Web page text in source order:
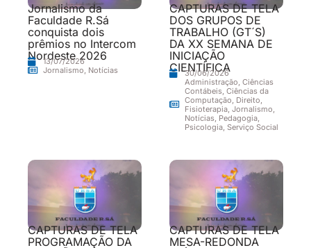
Jornalismo da
Faculdade R.Sá
conquista dois
prêmios no Intercom
Nordeste 2026
13/07/2026
Jornalismo, Notícias
CAPTURAS DE TELA
DOS GRUPOS DE
TRABALHO (GT´S)
DA XX SEMANA DE
INICIAÇÃO
CIENTÍFICA
30/06/2026
Administração, Ciências
Contábeis, Ciências da
Computação, Direito,
Fisioterapia, Jornalismo,
Notícias, Pedagogia,
Psicologia, Serviço Social
CAPTURAS DE TELA
PROGRAMAÇÃO DA
CAPTURAS DE TELA
MESA-REDONDA